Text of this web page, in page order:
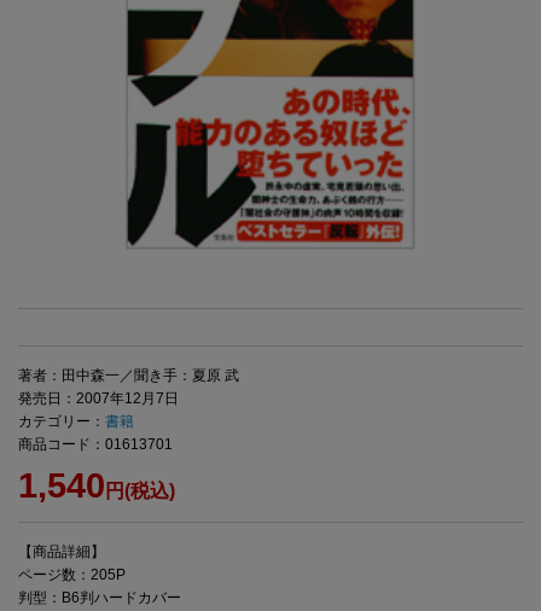
著者：田中森一／聞き手：夏原 武
発売日：2007年12月7日
カテゴリー： 書籍
商品コード：01613701
1,540 円(税込)
【商品詳細】
ページ数：205P
判型：B6判ハードカバー